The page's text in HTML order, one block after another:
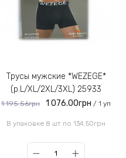
Трусы мужские *WEZEGE*
(р.L/XL/2XL/3XL) 25933
1 195.56грн 1 076.00грн / 1 уп
В упаковке 8 шт по 134.50грн